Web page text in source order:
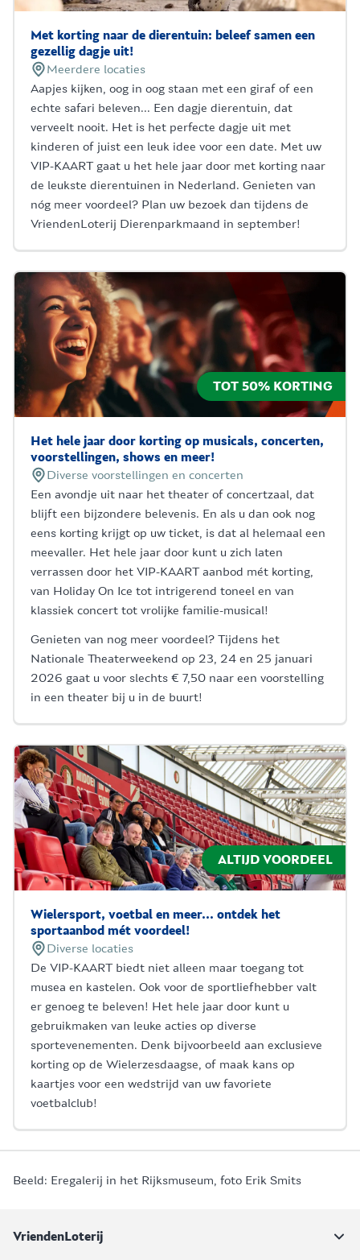
Met korting naar de dierentuin: beleef samen een
gezellig dagje uit!
Meerdere locaties
Aapjes kijken, oog in oog staan met een giraf of een
echte safari beleven... Een dagje dierentuin, dat
verveelt nooit. Het is het perfecte dagje uit met
kinderen of juist een leuk idee voor een date. Met uw
VIP-KAART gaat u het hele jaar door met korting naar
de leukste dierentuinen in Nederland. Genieten van
nóg meer voordeel? Plan uw bezoek dan tijdens de
VriendenLoterij Dierenparkmaand in september!
TOT 50% KORTING
Het hele jaar door korting op musicals, concerten,
voorstellingen, shows en meer!
Diverse voorstellingen en concerten
Een avondje uit naar het theater of concertzaal, dat
blijft een bijzondere belevenis. En als u dan ook nog
eens korting krijgt op uw ticket, is dat al helemaal een
meevaller. Het hele jaar door kunt u zich laten
verrassen door het VIP-KAART aanbod mét korting,
van Holiday On Ice tot intrigerend toneel en van
klassiek concert tot vrolijke familie-musical!
Genieten van nog meer voordeel? Tijdens het
Nationale Theaterweekend op 23, 24 en 25 januari
2026​​ gaat u voor slechts € 7,50 naar een voorstelling
in een theater bij u in de buurt!
ALTIJD VOORDEEL
Wielersport, voetbal en meer... ontdek het
sportaanbod mét voordeel!
Diverse locaties
De VIP-KAART biedt niet alleen maar toegang tot
musea en kastelen. Ook voor de sportliefhebber valt
er genoeg te beleven! Het hele jaar door kunt u
gebruikmaken van leuke acties op diverse
sportevenementen. Denk bijvoorbeeld aan exclusieve
korting op de Wielerzesdaagse, of maak kans op
kaartjes voor een wedstrijd van uw favoriete
voetbalclub!
Beeld: Eregalerij in het Rijksmuseum, foto Erik Smits
VriendenLoterij